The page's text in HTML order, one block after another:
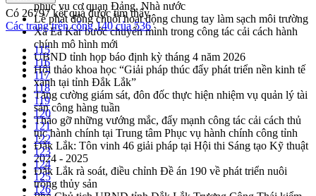
phục vụ cơ quan Đảng, Nhà nước
Lễ phát động chuỗi hoạt động chung tay làm sạch môi trường
Xã Ea Kar bước chuyển mình trong công tác cải cách hành
chính mô hình mới
UBND tỉnh họp báo định kỳ tháng 4 năm 2026
Hội thảo khoa học “Giải pháp thúc đẩy phát triển nền kinh tế
xanh tại tỉnh Đắk Lắk”
Tăng cường giám sát, đôn đốc thực hiện nhiệm vụ quản lý tài
sản công hàng tuần
Tháo gỡ những vướng mắc, đẩy mạnh công tác cải cách thủ
tục hành chính tại Trung tâm Phục vụ hành chính công tỉnh
Đắk Lắk: Tôn vinh 46 giải pháp tại Hội thi Sáng tạo Kỹ thuật
2024 - 2025
Đắk Lắk rà soát, điều chỉnh Đề án 190 về phát triển nuôi
trồng thủy sản
Có 26797kết quả được tìm thấy
Các trang trên cổng 140 của 536
115
116
117
118
119
120
121
122
123
124
125
126